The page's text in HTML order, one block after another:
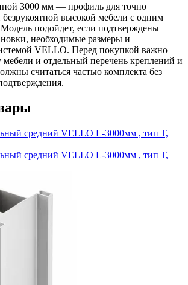
3000 мм — профиль для точно
высокой мебели с одним
подойдет, если подтверждены
необходимые размеры и
VELLO. Перед покупкой важно
мебели и отдельный перечень креплений и
считаться частью комплекта без
средний VELLO L-3000мм , тип Т,
средний VELLO L-3000мм , тип Т,